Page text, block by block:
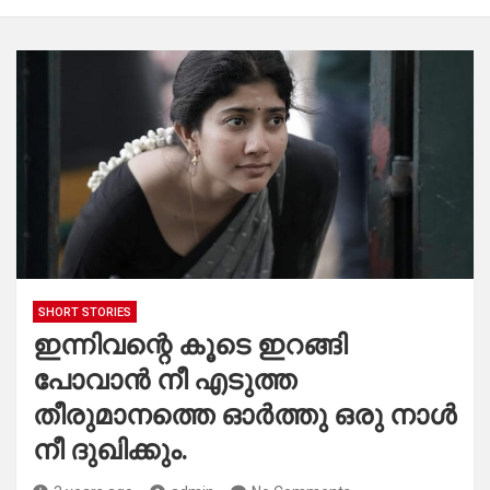
SHORT STORIES
ഇന്നിവന്റെ കൂടെ ഇറങ്ങി
പോവാൻ നീ എടുത്ത
തീരുമാനത്തെ ഓർത്തു ഒരു നാൾ
നീ ദുഖിക്കും.